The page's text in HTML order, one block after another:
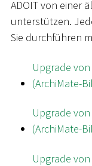
ADOIT von einer
unterstützen.
Sie durchführen
Upgrade von
(ArchiMate-
Upgrade von
(ArchiMate-
Upgrade von